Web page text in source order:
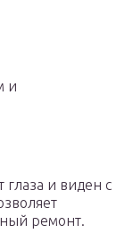
и
глаза и виден с
ремонт.